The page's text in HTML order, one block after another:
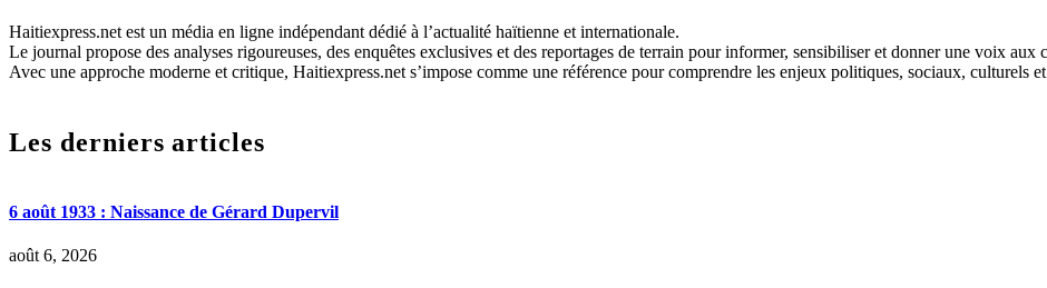
Haitiexpress.net est un média en ligne indépendant dédié à l’actualité haïtienne et internationale.
Le journal propose des analyses rigoureuses, des enquêtes exclusives et des reportages de terrain pour informer, sensibiliser et donner une voix aux
Avec une approche moderne et critique, Haitiexpress.net s’impose comme une référence pour comprendre les enjeux politiques, sociaux, culturels
Les derniers articles
6 août 1933 : Naissance de Gérard Dupervil
août 6, 2026